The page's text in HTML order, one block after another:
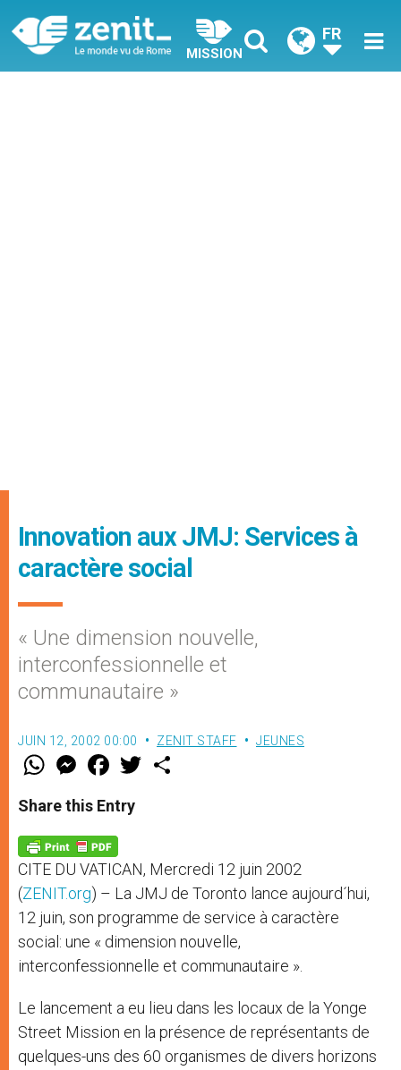
MISSION
FR
Innovation aux JMJ: Services à
caractère social
« Une dimension nouvelle,
interconfessionnelle et
communautaire »
JUIN 12, 2002 00:00 ZENIT STAFF JEUNES
W
t
s
p
p
M
e
s
e
g
e
r
F
a
e
b
o
k
w
Share this Entry
CITE DU VATICAN, Mercredi 12 juin 2002
(ZENIT.org) – La JMJ de Toronto lance aujourd´hui,
12 juin, son programme de service à caractère
social: une « dimension nouvelle,
interconfessionnelle et communautaire ».
Le lancement a eu lieu dans les locaux de la Yonge
Street Mission en la présence de représentants de
quelques-uns des 60 organismes de divers horizons